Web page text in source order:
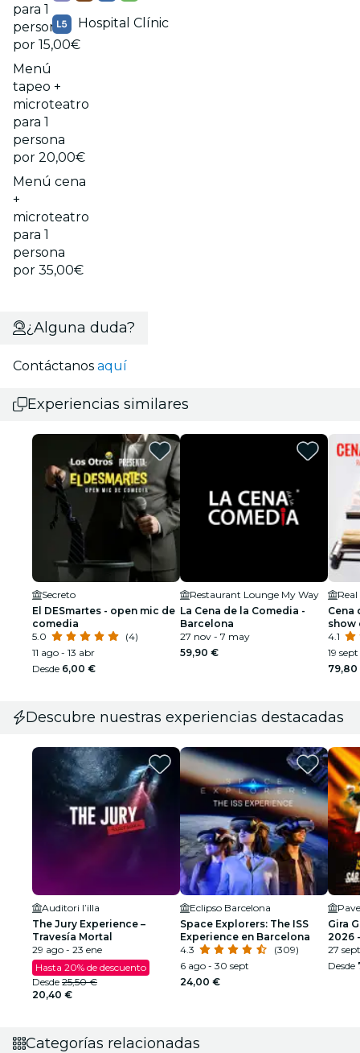
para 1
persona
por 15,00€
Menú
tapeo +
microteatro
para 1
persona
por 20,00€
Menú cena
+
microteatro
para 1
persona
por 35,00€
Hospital Clínic
¿Alguna duda?
Contáctanos aquí
Experiencias similares
Secreto
El DESmartes - open mic de
comedia
5.0
(4)
11 ago - 13 abr
Desde 6,00 €
Restaurant Lounge My Way
La Cena de la Comedia -
Barcelona
27 nov - 7 may
59,90 €
Cena
show
4.1
19
Descubre nuestras experiencias destacadas
Auditori l’illa
The Jury Experience –
Travesía Mortal
29 ago - 23 ene
Hasta 20% de descuento
Desde 25,50 €
20,40 €
Eclipso Barcelona
Space Explorers: The ISS
Experience en Barcelona
4.3
(309)
6 ago - 30 sept
24,00 €
Gira
2026
27 sept
Desde
Categorías relacionadas